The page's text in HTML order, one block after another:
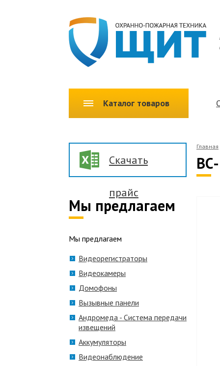
Каталог товаров
Главная
Скачать
прайс
Мы предлагаем
Мы предлагаем
Видеорегистраторы
Видеокамеры
Домофоны
Вызывные панели
Андромеда - Система передачи
извещений
Аккумуляторы
Видеонаблюдение